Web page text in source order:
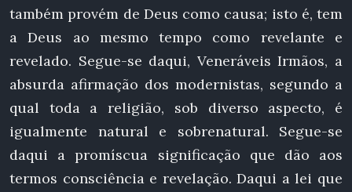
também provém de Deus como causa; isto é, tem
a Deus ao mesmo tempo como revelante e
revelado. Segue-se daqui, Veneráveis Irmãos, a
absurda afirmação dos modernistas, segundo a
qual toda a religião, sob diverso aspecto, é
igualmente natural e sobrenatural. Segue-se
daqui a promíscua significação que dão aos
termos consciência e revelação. Daqui a lei que